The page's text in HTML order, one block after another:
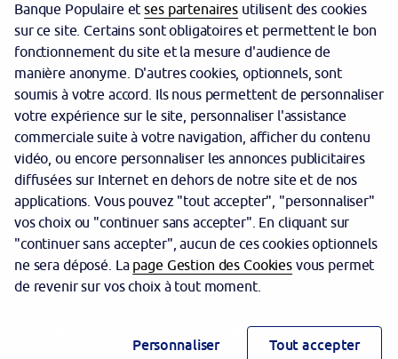
Garantie des dépôts
Protection des données personnelles
Politique cookies
Sécurité
Tarifs
Mentions légales
Réglementation
Accessibilité (partiellement conforme)
Banque Populaire etses partenaires utilisent des cookies
sur ce site. Certains sont obligatoires et permettent le bon
fonctionnement du site et la mesure d'audience de
manière anonyme. D'autres cookies, optionnels, sont
soumis à votre accord. Ils nous permettent de personnaliser
votre expérience sur le site, personnaliser l'assistance
commerciale suite à votre navigation, afficher du contenu
vidéo, ou encore personnaliser les annonces publicitaires
diffusées sur Internet en dehors de notre site et de nos
applications. Vous pouvez "tout accepter", "personnaliser"
vos choix ou "continuer sans accepter". En cliquant sur
"continuer sans accepter", aucun de ces cookies optionnels
ne sera déposé. La page Gestion des Cookiesvous permet
de revenir sur vos choix à tout moment.
Personnaliser Tout accepter